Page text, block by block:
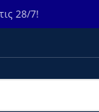
28/7!